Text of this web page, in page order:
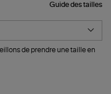
Guide des tailles
de prendre une taille en